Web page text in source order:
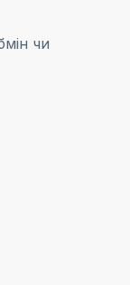
чи